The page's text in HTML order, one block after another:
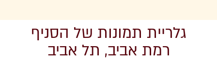
גלריית תמונות של הסניף
רמת אביב, תל אביב